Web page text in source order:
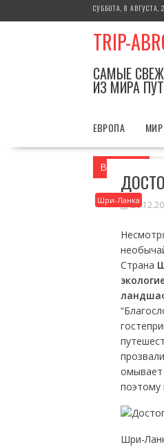
к
СУББОТА, 8 АВГУСТА,
TRIP-
САМЫЕ
ИЗ МИРА
ЕВРОПА МИР
Вы здесь
Шри-Ланка
Страна
омывает
поэтому
Шри-